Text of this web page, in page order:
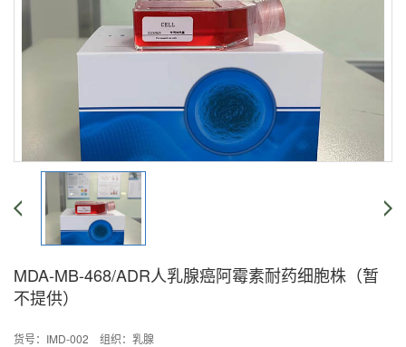
MDA-MB-468/ADR人乳腺癌阿霉素耐药细胞株（暂
不提供）
货号：IMD-002 组织：乳腺